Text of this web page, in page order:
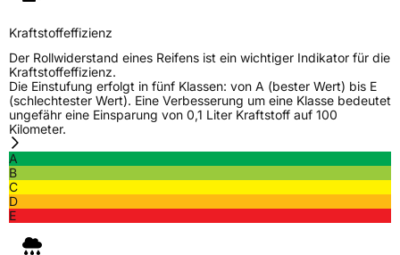
ZustandNeureifen
C-ReifenJa
EU Label
Rollgeräusch (Klasse)
Kraftstoffeffizienz
Der Rollwiderstand eines Reifens ist ein wichtiger Indikator für die
Kraftstoffeffizienz.
Die Einstufung erfolgt in fünf Klassen: von A (bester Wert) bis E
(schlechtester Wert). Eine Verbesserung um eine Klasse bedeutet
ungefähr eine Einsparung von 0,1 Liter Kraftstoff auf 100
Kilometer.
A
B
C
D
E